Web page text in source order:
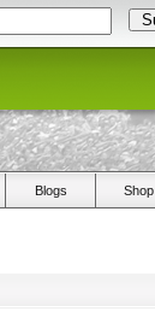
Blogs Shop